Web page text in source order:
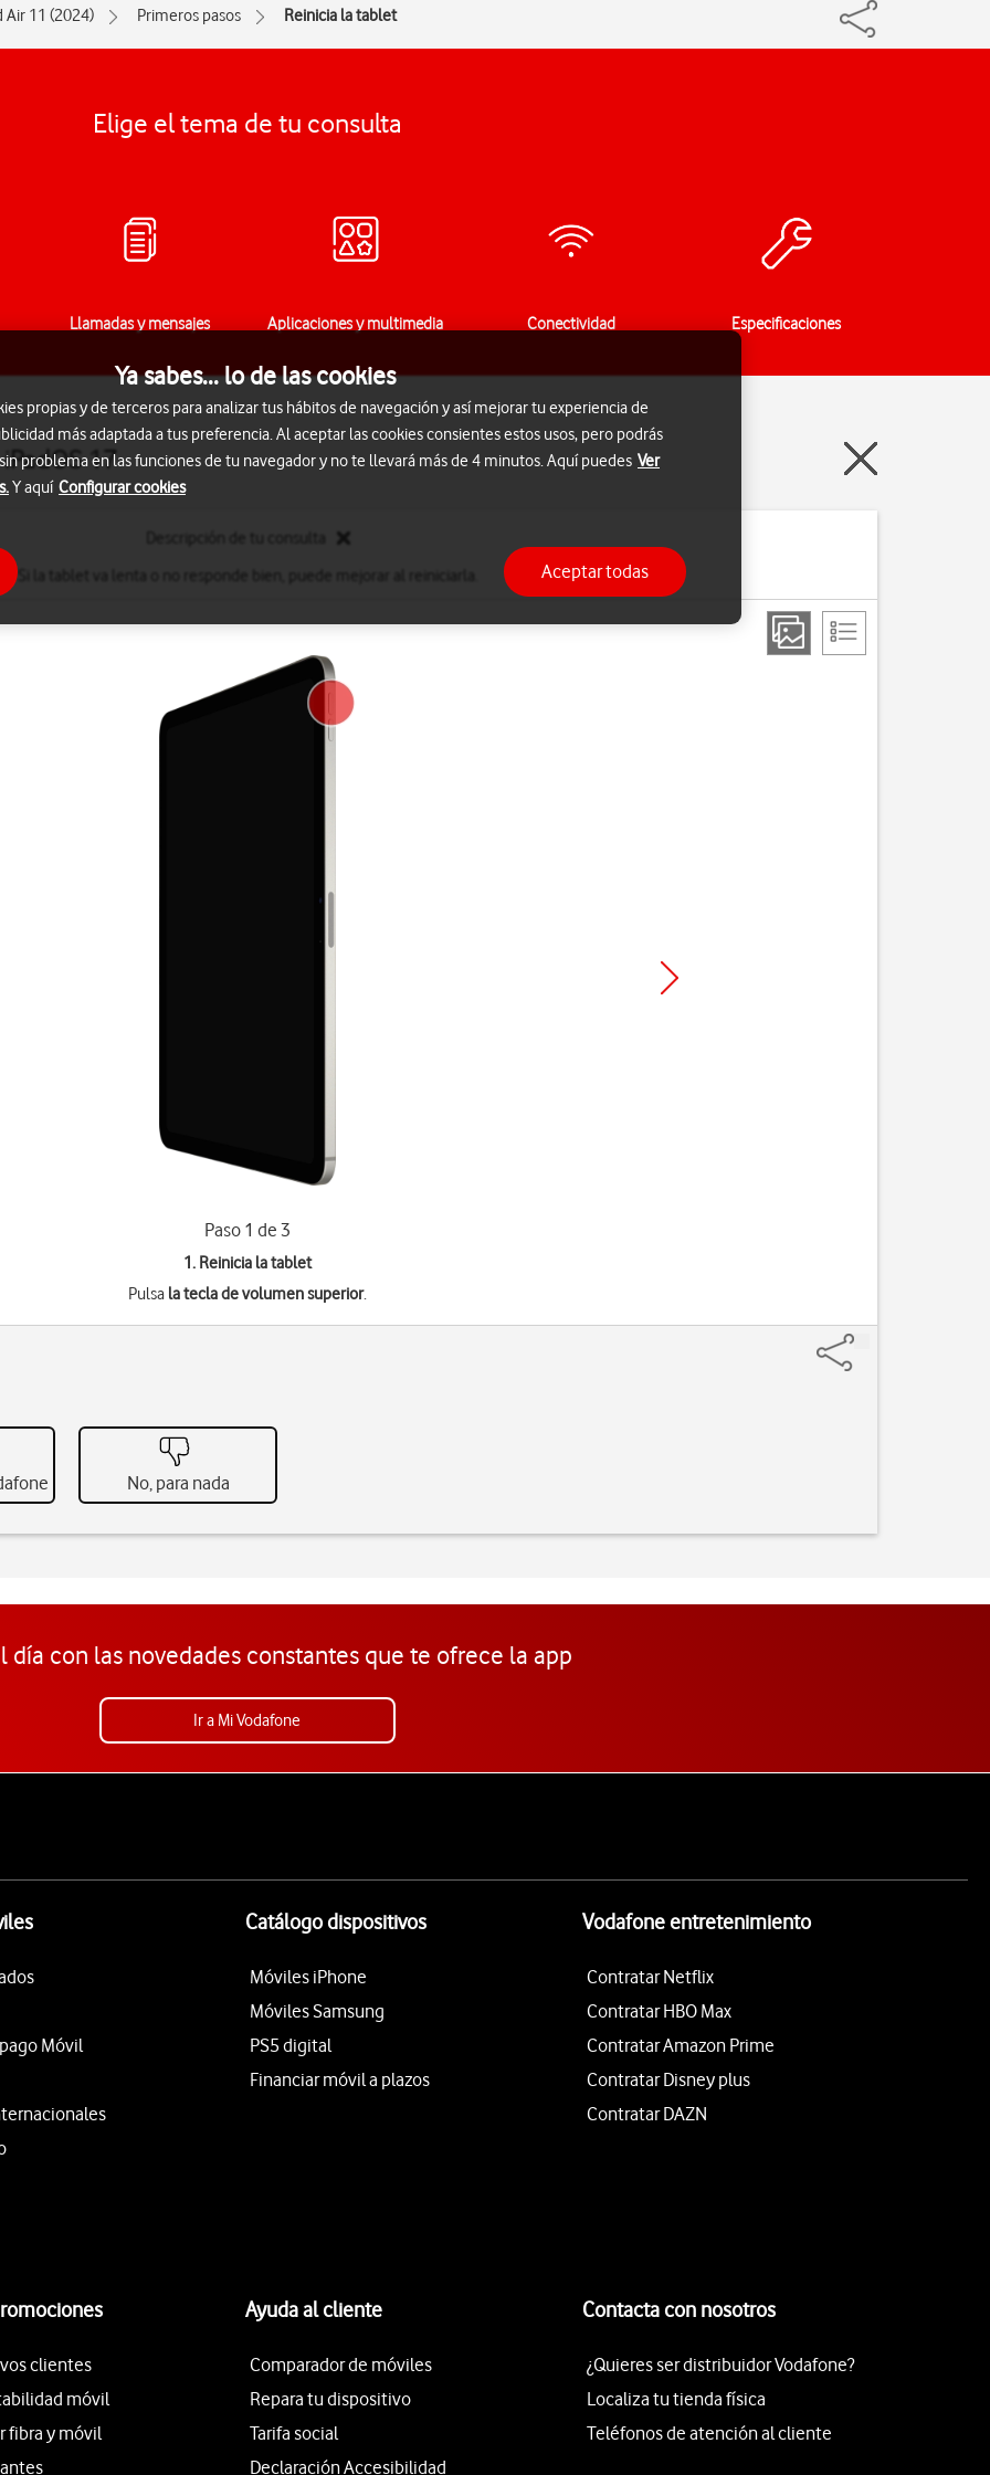
Air 11 (2024) Primeros pasos Reinicia la tablet
Elige el tema de tu consulta
Llamadas y mensajes Aplicaciones y multimedia Conectividad Especificaciones
17
Si la tablet va lenta o no responde bien, puede mejorar al reiniciarla.
Paso 1 de 3
1. Reinicia la tablet
Pulsa la tecla de volumen superior.
No, para nada
día con las novedades constantes que te ofrece la app
Ir a Mi Vodafone
Móvil
Catálogo dispositivos
Móviles iPhone
Móviles Samsung
PS5 digital
Financiar móvil a plazos
Vodafone entretenimiento
Contratar Netflix
Contratar HBO Max
Contratar Amazon Prime
Contratar Disney plus
Contratar DAZN
clientes
móvil
fibra y móvil
Ayuda al cliente
Comparador de móviles
Repara tu dispositivo
Tarifa social
Declaración Accesibilidad
Contacta con nosotros
¿Quieres ser distribuidor Vodafone?
Localiza tu tienda física
Teléfonos de atención al cliente
Ya sabes... lo de las cookies
propias y de terceros para analizar tus hábitos de navegación y así mejorar tu experiencia de
más adaptada a tus preferencia. Al aceptar las cookies consientes estos usos, pero podrás
problema en las funciones de tu navegador y no te llevará más de 4 minutos. Aquí puedes Ver
Y aquí Configurar cookies
Aceptar todas